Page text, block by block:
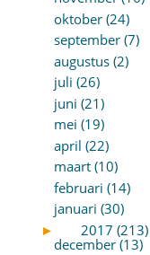
oktober (24)
september (7)
augustus (2)
juli (26)
juni (21)
mei (19)
april (22)
maart (10)
februari (14)
januari (30)
►
2017 (213)
december (13)